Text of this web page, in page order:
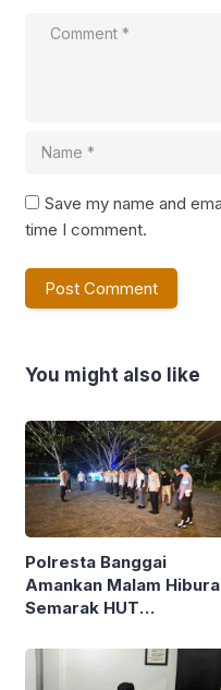
Save my name and
time I comment.
You might also like
Polresta Banggai
Amankan Malam
Semarak HUT